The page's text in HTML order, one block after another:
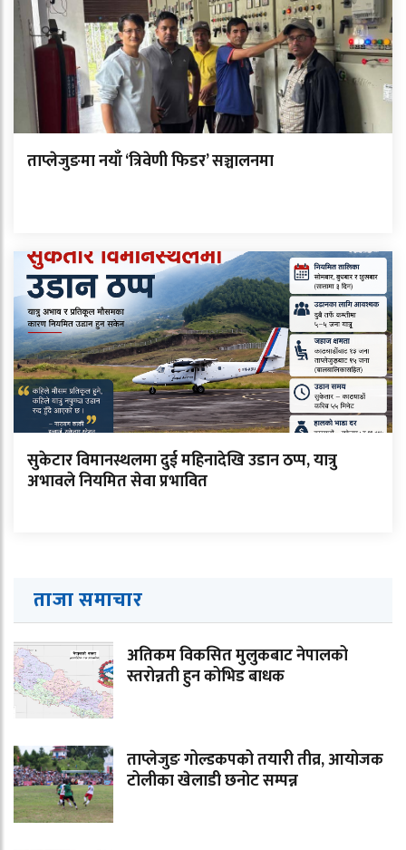
ताप्लेजुङमा नयाँ ‘त्रिवेणी फिडर’ सञ्चालनमा
सुकेटार विमानस्थलमा दुई महिनादेखि उडान ठप्प, यात्रु
अभावले नियमित सेवा प्रभावित
ताजा समाचार
अतिकम विकसित मुलुकबाट नेपालको
स्तरोन्नती हुन कोभिड बाधक
ताप्लेजुङ गोल्डकपको तयारी तीव्र, आयोजक
टोलीका खेलाडी छनोट सम्पन्न